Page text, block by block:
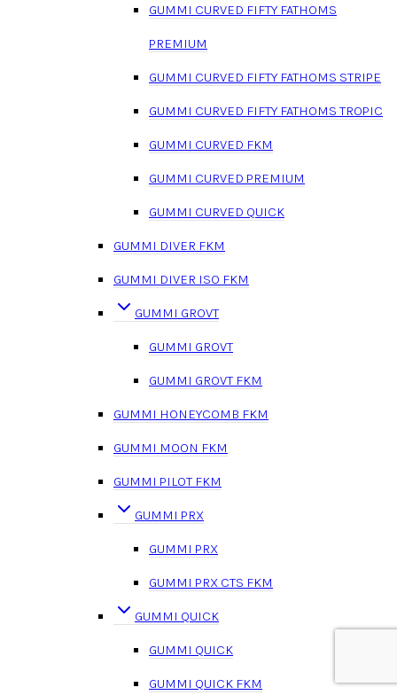
GUMMI CURVED FIFTY FATHOMS
PREMIUM
GUMMI CURVED FIFTY FATHOMS STRIPE
GUMMI CURVED FIFTY FATHOMS TROPIC
GUMMI CURVED FKM
GUMMI CURVED PREMIUM
GUMMI CURVED QUICK
GUMMI DIVER FKM
GUMMI DIVER ISO FKM
GUMMI GROVT
GUMMI GROVT
GUMMI GROVT FKM
GUMMI HONEYCOMB FKM
GUMMI MOON FKM
GUMMI PILOT FKM
GUMMI PRX
GUMMI PRX
GUMMI PRX CTS FKM
GUMMI QUICK
GUMMI QUICK
GUMMI QUICK FKM